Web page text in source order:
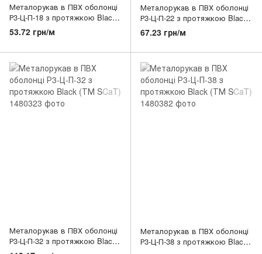
Металорукав в ПВХ оболонці
Р3-Ц-П-18 з протяжкою Black
(ТМ SCaT)
53.72 грн/м
Металорукав в ПВХ оболонці
Р3-Ц-П-22 з протяжкою Black
(ТМ SCaT)
67.23 грн/м
Металорукав в ПВХ оболонці
Р3-Ц-П-32 з протяжкою Black
(ТМ SCaT)
Металорукав в ПВХ оболонці
Р3-Ц-П-38 з протяжкою Black